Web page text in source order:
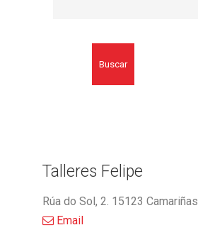
Buscar
Talleres Felipe
Rúa do Sol, 2. 15123
Email